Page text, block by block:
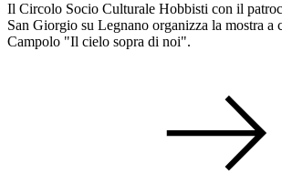
Il Circolo Socio Culturale Hobbisti con il
San Giorgio su Legnano organizza la mostra a
Campolo "Il cielo sopra di noi".